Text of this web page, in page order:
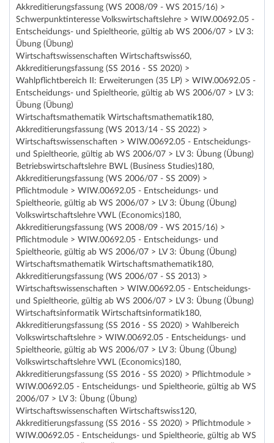
Akkreditierungsfassung (WS 2008/09 - WS 2015/16) >
Schwerpunktinteresse Volkswirtschaftslehre > WIW.00692.05 -
Entscheidungs- und Spieltheorie, gültig ab WS 2006/07 > LV 3:
Übung (Übung)
Wirtschaftswissenschaften Wirtschaftswiss60,
Akkreditierungsfassung (SS 2016 - SS 2020) >
Wahlpflichtbereich II: Erweiterungen (35 LP) > WIW.00692.05 -
Entscheidungs- und Spieltheorie, gültig ab WS 2006/07 > LV 3:
Übung (Übung)
Wirtschaftsmathematik Wirtschaftsmathematik180,
Akkreditierungsfassung (WS 2013/14 - SS 2022) >
Wirtschaftswissenschaften > WIW.00692.05 - Entscheidungs-
und Spieltheorie, gültig ab WS 2006/07 > LV 3: Übung (Übung)
Betriebswirtschaftslehre BWL (Business Studies)180,
Akkreditierungsfassung (WS 2006/07 - SS 2009) >
Pflichtmodule > WIW.00692.05 - Entscheidungs- und
Spieltheorie, gültig ab WS 2006/07 > LV 3: Übung (Übung)
Volkswirtschaftslehre VWL (Economics)180,
Akkreditierungsfassung (WS 2008/09 - WS 2015/16) >
Pflichtmodule > WIW.00692.05 - Entscheidungs- und
Spieltheorie, gültig ab WS 2006/07 > LV 3: Übung (Übung)
Wirtschaftsmathematik Wirtschaftsmathematik180,
Akkreditierungsfassung (WS 2006/07 - SS 2013) >
Wirtschaftswissenschaften > WIW.00692.05 - Entscheidungs-
und Spieltheorie, gültig ab WS 2006/07 > LV 3: Übung (Übung)
Wirtschaftsinformatik Wirtschaftsinformatik180,
Akkreditierungsfassung (SS 2016 - SS 2020) > Wahlbereich
Volkswirtschaftslehre > WIW.00692.05 - Entscheidungs- und
Spieltheorie, gültig ab WS 2006/07 > LV 3: Übung (Übung)
Volkswirtschaftslehre VWL (Economics)180,
Akkreditierungsfassung (SS 2016 - SS 2020) > Pflichtmodule >
WIW.00692.05 - Entscheidungs- und Spieltheorie, gültig ab WS
2006/07 > LV 3: Übung (Übung)
Wirtschaftswissenschaften Wirtschaftswiss120,
Akkreditierungsfassung (SS 2016 - SS 2020) > Pflichtmodule >
WIW.00692.05 - Entscheidungs- und Spieltheorie, gültig ab WS